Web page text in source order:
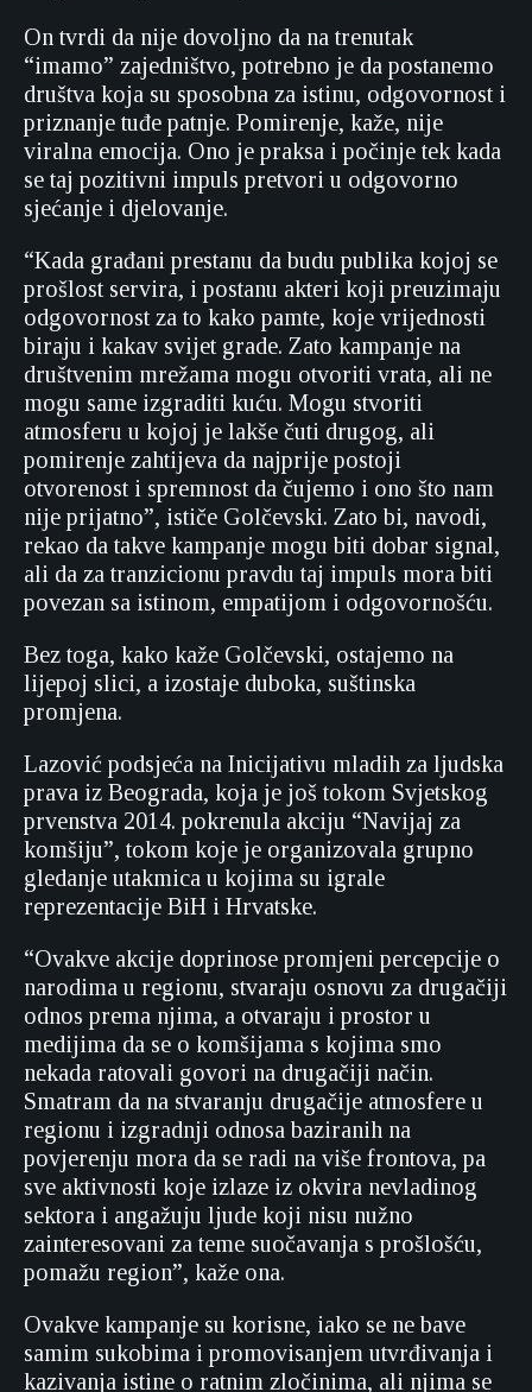
On tvrdi da nije dovoljno da na trenutak
“imamo” zajedništvo, potrebno je da postanemo
društva koja su sposobna za istinu, odgovornost i
priznanje tuđe patnje. Pomirenje, kaže, nije
viralna emocija. Ono je praksa i počinje tek kada
se taj pozitivni impuls pretvori u odgovorno
sjećanje i djelovanje.
“Kada građani prestanu da budu publika kojoj se
prošlost servira, i postanu akteri koji preuzimaju
odgovornost za to kako pamte, koje vrijednosti
biraju i kakav svijet grade. Zato kampanje na
društvenim mrežama mogu otvoriti vrata, ali ne
mogu same izgraditi kuću. Mogu stvoriti
atmosferu u kojoj je lakše čuti drugog, ali
pomirenje zahtijeva da najprije postoji
otvorenost i spremnost da čujemo i ono što nam
nije prijatno”, ističe Golčevski. Zato bi, navodi,
rekao da takve kampanje mogu biti dobar signal,
ali da za tranzicionu pravdu taj impuls mora biti
povezan sa istinom, empatijom i odgovornošću.
Bez toga, kako kaže Golčevski, ostajemo na
lijepoj slici, a izostaje duboka, suštinska
promjena.
Lazović podsjeća na Inicijativu mladih za ljudska
prava iz Beograda, koja je još tokom Svjetskog
prvenstva 2014. pokrenula akciju “Navijaj za
komšiju”, tokom koje je organizovala grupno
gledanje utakmica u kojima su igrale
reprezentacije BiH i Hrvatske.
“Ovakve akcije doprinose promjeni percepcije o
narodima u regionu, stvaraju osnovu za drugačiji
odnos prema njima, a otvaraju i prostor u
medijima da se o komšijama s kojima smo
nekada ratovali govori na drugačiji način.
Smatram da na stvaranju drugačije atmosfere u
regionu i izgradnji odnosa baziranih na
povjerenju mora da se radi na više frontova, pa
sve aktivnosti koje izlaze iz okvira nevladinog
sektora i angažuju ljude koji nisu nužno
zainteresovani za teme suočavanja s prošlošću,
pomažu region”, kaže ona.
Ovakve kampanje su korisne, iako se ne bave
samim sukobima i promovisanjem utvrđivanja i
kazivanja istine o ratnim zločinima, ali njima se